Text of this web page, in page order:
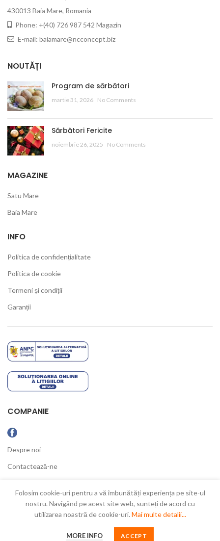
430013 Baia Mare, Romania
Phone: +(40) 726 987 542 Magazin
E-mail: baiamare@ncconcept.biz
NOUTĂȚI
Program de sărbători
martie 31, 2026 No Comments
Sărbători Fericite
noiembrie 26, 2025 No Comments
MAGAZINE
Satu Mare
Baia Mare
INFO
Politica de confidențialitate
Politica de cookie
Termeni și condiții
Garanții
COMPANIE
Despre noi
Contactează-ne
Folosim cookie-uri pentru a vă îmbunătăți experiența pe site-ul
nostru. Navigând pe acest site web, sunteți de acord cu
utilizarea noastră de cookie-uri. Mai multe detalii...
MORE INFO ACCEPT